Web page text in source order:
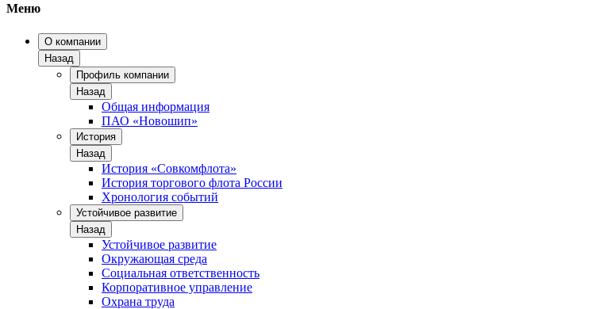
Меню
О компании
Назад
Профиль компании
Назад
Общая информация
ПАО «Новошип»
История
Назад
История «Совкомфлота»
История торгового флота России
Хронология событий
Устойчивое развитие
Назад
Устойчивое развитие
Окружающая среда
Социальная ответственность
Корпоративное управление
Охрана труда